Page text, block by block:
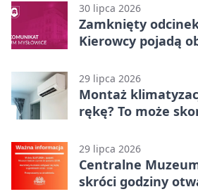
30 lipca 2026
Zamknięty
Kierowcy pojadą
29 lipca 2026
Montaż
rękę? To może
29 lipca 2026
Centralne
skróci godziny